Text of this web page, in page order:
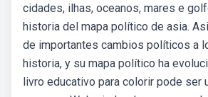
cidades, ilhas, oceanos, mares e
historia del mapa político de asia.
de importantes cambios políticos a
historia, y su mapa político ha
livro educativo para colorir pode ser